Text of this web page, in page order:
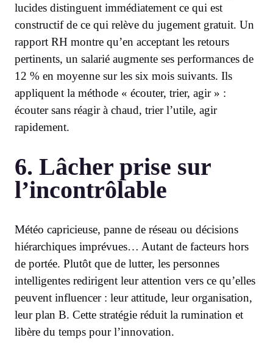
lucides distinguent immédiatement ce qui est
constructif de ce qui relève du jugement gratuit. Un
rapport RH montre qu’en acceptant les retours
pertinents, un salarié augmente ses performances de
12 % en moyenne sur les six mois suivants. Ils
appliquent la méthode « écouter, trier, agir » :
écouter sans réagir à chaud, trier l’utile, agir
rapidement.
6. Lâcher prise sur
l’incontrôlable
Météo capricieuse, panne de réseau ou décisions
hiérarchiques imprévues… Autant de facteurs hors
de portée. Plutôt que de lutter, les personnes
intelligentes redirigent leur attention vers ce qu’elles
peuvent influencer : leur attitude, leur organisation,
leur plan B. Cette stratégie réduit la rumination et
libère du temps pour l’innovation.